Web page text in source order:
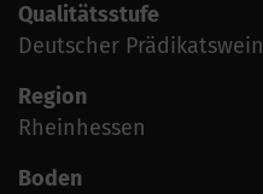
Qualitätsstufe
Deutscher Prädikatswein
Region
Rheinhessen
Boden